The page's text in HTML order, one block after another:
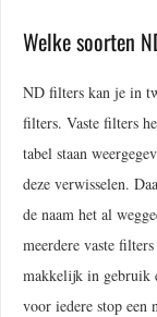
Welke soorten
ND filters kan je in
filters. Vaste filters
tabel staan
deze verwisselen.
de naam het al
meerdere vaste
makkelijk in gebruik
voor iedere stop een